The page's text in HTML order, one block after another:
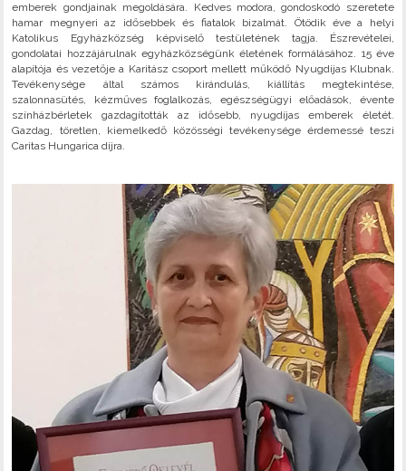
emberek gondjainak megoldására. Kedves modora, gondoskodó szeretete
hamar megnyeri az idősebbek és fiatalok bizalmát. Ötödik éve a helyi
Katolikus Egyházközség képviselő testületének tagja. Észrevételei,
gondolatai hozzájárulnak egyházközségünk életének formálásához. 15 éve
alapítója és vezetője a Karitász csoport mellett működő Nyugdíjas Klubnak.
Tevékenysége által számos kirándulás, kiállítás megtekintése,
szalonnasütés, kézműves foglalkozás, egészségügyi előadások, évente
színházbérletek gazdagították az idősebb, nyugdíjas emberek életét.
Gazdag, töretlen, kiemelkedő közösségi tevékenysége érdemessé teszi
Caritas Hungarica díjra.